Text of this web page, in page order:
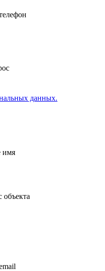
данных.
имя
объекта